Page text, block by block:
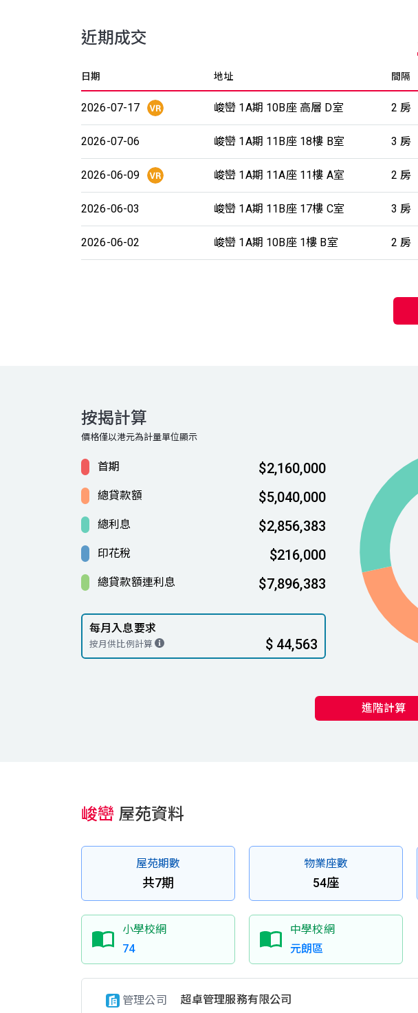
近期成交
日期 地址 間隔
2026-07-17 峻巒 1A期 10B座 高層 D室 2 房
2026-07-06 峻巒 1A期 11B座 18樓 B室 3 房
2026-06-09 峻巒 1A期 11A座 11樓 A室 2 房
2026-06-03 峻巒 1A期 11B座 17樓 C室 3 房
2026-06-02 峻巒 1A期 10B座 1樓 B室 2 房
按揭計算
價格僅以港元為計量單位顯示
首期 $2,160,000
總貸款額 $5,040,000
總利息 $2,856,383
印花稅 $216,000
總貸款額連利息 $7,896,383
每月入息要求
按月供比例計算 $ 44,563
進階計算
峻巒 屋苑資料
屋苑期數
共7期
物業座數
54座
小學校網
74
中學校網
元朗區
管理公司 超卓管理服務有限公司